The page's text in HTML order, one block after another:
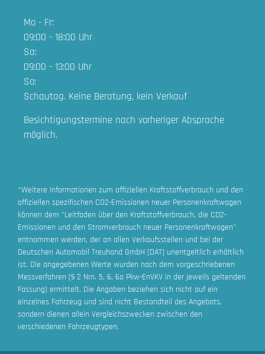
Mo - Fr:
09:00 - 18:00 Uhr
Sa:
09:00 - 13:00 Uhr
So:
Schautag. Keine Beratung, kein Verkauf
Besichtigungstermine nach vorheriger Absprache
möglich.
*Weitere Informationen zum offiziellen Kraftstoffverbrauch und den
offiziellen spezifischen CO2-Emissionen neuer Personenkraftwagen
können dem "Leitfaden über den Kraftstoffverbrauch, die CO2-
Emissionen und den Stromverbrauch neuer Personenkraftwagen"
entnommen werden, der an allen Verkaufsstellen und bei der
Deutschen Automobil Treuhand GmbH (DAT) unentgeltlich erhältlich
ist. Die angegebenen Werte wurden nach dem vorgeschriebenen
Messverfahren (§ 2 Nrn. 5, 6, 6a Pkw-EnVKV in der jeweils geltenden
Fassung) ermittelt. Die Angaben beziehen sich nicht auf ein
einzelnes Fahrzeug und sind nicht Bestandteil des Angebots,
sondern dienen allein Vergleichszwecken zwischen den
verschiedenen Fahrzeugtypen.